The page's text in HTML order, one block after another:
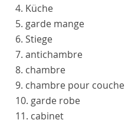
4. Küche
5. garde mange
6. Stiege
7. antichambre
8. chambre
9. chambre pour couche
10. garde robe
11. cabinet